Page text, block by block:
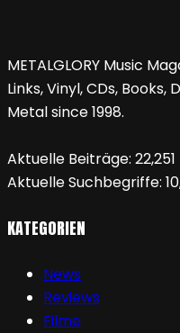
METALGLORY Music
Links, Vinyl, CDs, Books,
Metal since 1998.
Aktuelle Beiträge: 22,251
Aktuelle Suchbegriffe:
KATEGORIEN
News
Reviews
Filme